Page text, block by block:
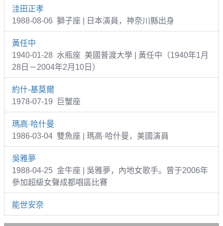
洼田正孝
1988-08-06 獅子座 | 日本演員，神奈川縣出身
黃任中
1940-01-28 水瓶座 美國普渡大學 | 黃任中（1940年1月
28日－2004年2月10日）
約什-基莫爾
1978-07-19 巨蟹座
瑪高·哈什曼
1986-03-04 雙魚座 | 瑪高·哈什曼，美國演員
吳雅夢
1988-04-25 金牛座 | 吳雅夢，內地女歌手。曾于2006年
參加超級女聲成都唱區比賽
能世安奈